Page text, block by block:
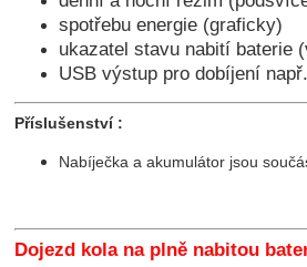
spotřebu energie (graficky)
ukazatel stavu nabití baterie
USB výstup pro dobíjení
Příslušenství :
Nabíječka a akumulátor jsou
Dojezd kola na plně nabitou